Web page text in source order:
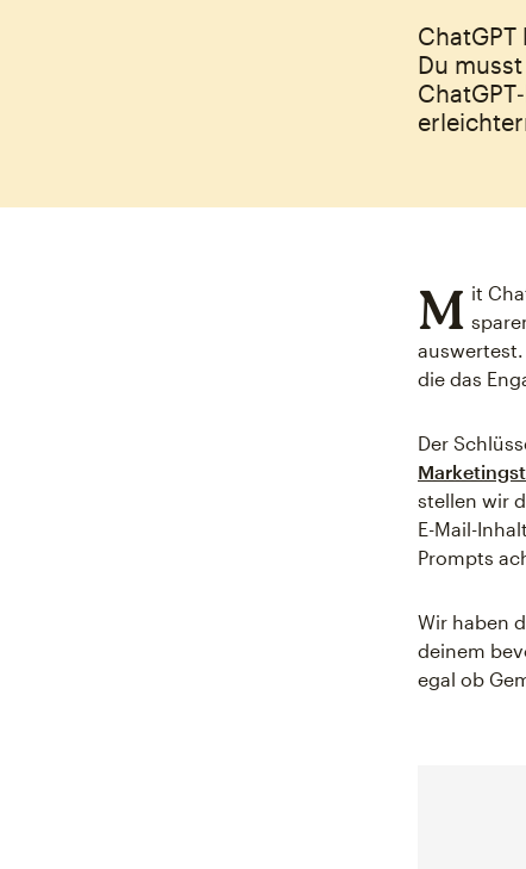
Du
M it
die das
Der
stellen wir
E-Mail-
Prompts
Wir haben
deinem
egal ob